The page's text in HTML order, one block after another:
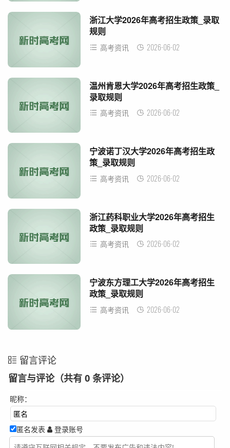
浙江大学2026年高考招生政策_录取
规则
高考资讯 2026-06-02
温州肯恩大学2026年高考招生政策_
录取规则
高考资讯 2026-06-02
宁波诺丁汉大学2026年高考招生政
策_录取规则
高考资讯 2026-06-02
浙江药科职业大学2026年高考招生
政策_录取规则
高考资讯 2026-06-02
宁波东方理工大学2026年高考招生
政策_录取规则
高考资讯 2026-06-02
留言评论
留言与评论（共有 0 条评论）
昵称：
匿名发表 登录账号